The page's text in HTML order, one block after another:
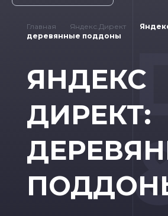
Главная Яндекс.Директ
деревянные поддоны
ЯНДЕКС
ДИРЕКТ: